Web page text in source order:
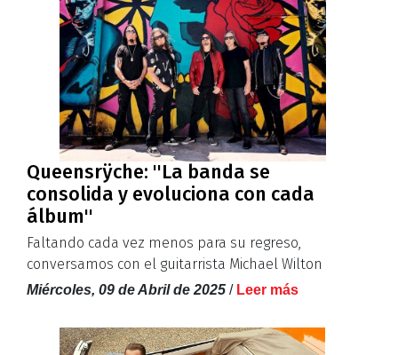
Queensrÿche: ''La banda se
consolida y evoluciona con cada
álbum''
Faltando cada vez menos para su regreso,
conversamos con el guitarrista Michael Wilton
Miércoles, 09 de Abril de 2025 / Leer más